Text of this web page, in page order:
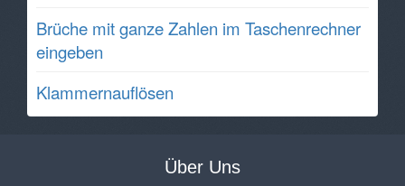
Brüche mit ganze Zahlen im Taschenrechner
eingeben
Klammernauflösen
Über Uns